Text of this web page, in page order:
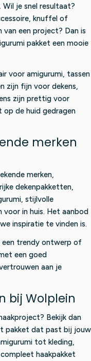
je snel resultaat?
knuffel of
een project? Dan is
pakket een mooie
voor amigurumi, tassen
zijn fijn voor dekens,
zijn prettig voor
op de huid gedragen
merken
merken,
dekenpakketten,
stijlvolle
in huis. Het aanbod
inspiratie te vinden is.
een trendy ontwerp of
een goed
aan je
bij Wolplein
Bekijk dan
pakket dat past bij jouw
tot kleding,
haakpakket